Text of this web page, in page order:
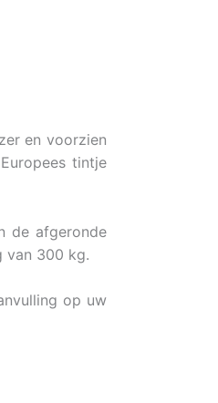
en voorzien
tintje
de afgeronde
van 300 kg.
op uw